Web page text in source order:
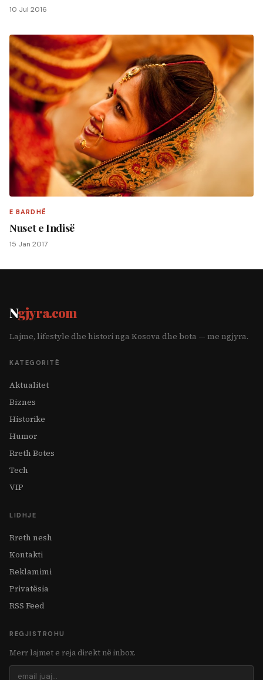
10 Jul 2016
E BARDHË
Nuset e Indisë
15 Jan 2017
Ngjyra.com
Lajme, lifestyle dhe histori nga Kosova dhe bota — me ngjyra.
KATEGORITË
Aktualitet
Biznes
Historike
Humor
Rreth Botes
Tech
VIP
LIDHJE
Rreth nesh
Kontakti
Reklamimi
Privatësia
RSS Feed
REGJISTROHU
Merr lajmet e reja direkt në inbox.